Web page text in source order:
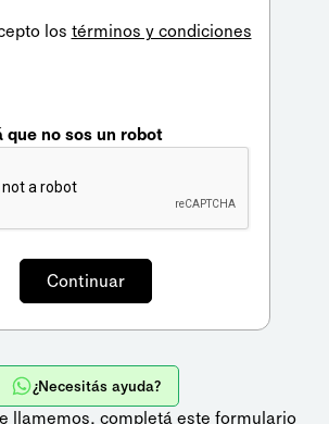
los términos y condiciones
que no sos un robot
¿Necesitás ayuda?
llamemos, completá este formulario